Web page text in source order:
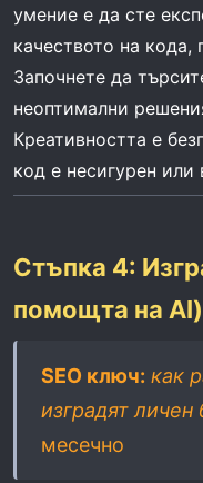
умение е да сте
качеството на кода,
Започнете да
неоптимални
Креативността е
код е несигурен
Стъпка 4:
помощта на AI)
SEO ключ: как
изградят личен
месечно